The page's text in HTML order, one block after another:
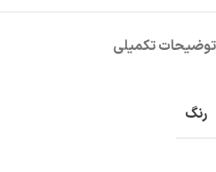
توضیحات تکمیلی
رنگ